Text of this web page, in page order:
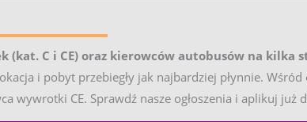
C i CE) oraz kierowców autobusów na kilka
i pobyt przebiegły jak najbardziej płynnie.
wywrotki CE. Sprawdź nasze ogłoszenia i aplikuj już